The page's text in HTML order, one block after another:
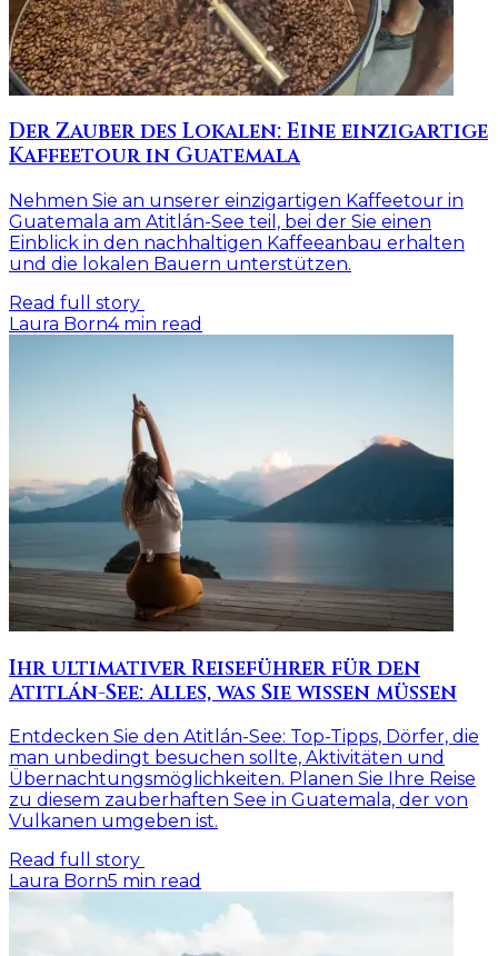
Der Zauber des Lokalen: Eine einzigartige
Kaffeetour in Guatemala
Nehmen Sie an unserer einzigartigen Kaffeetour in
Guatemala am Atitlán-See teil, bei der Sie einen
Einblick in den nachhaltigen Kaffeeanbau erhalten
und die lokalen Bauern unterstützen.
Read full story
Laura Born4min read
Ihr ultimativer Reiseführer für den
Atitlán-See: Alles, was Sie wissen müssen
Entdecken Sie den Atitlán-See: Top-Tipps, Dörfer, die
man unbedingt besuchen sollte, Aktivitäten und
Übernachtungsmöglichkeiten. Planen Sie Ihre Reise
zu diesem zauberhaften See in Guatemala, der von
Vulkanen umgeben ist.
Read full story
Laura Born5 min read